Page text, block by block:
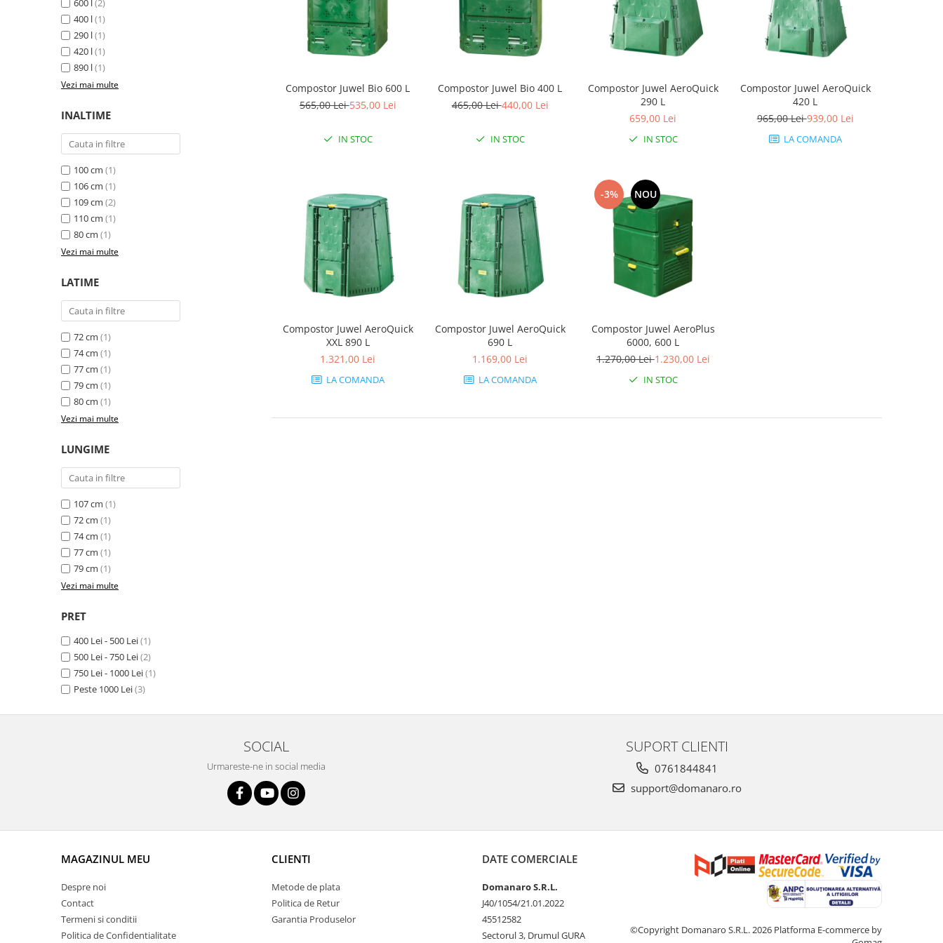
600 l(2)
400 l(1)
290 l(1)
420 l(1)
890 l(1)
Vezi mai multe
INALTIME
100 cm (1)
106 cm (1)
109 cm (2)
110 cm (1)
80 cm (1)
Vezi mai multe
LATIME
72 cm (1)
74 cm (1)
77 cm (1)
79 cm (1)
80 cm (1)
Vezi mai multe
LUNGIME
107 cm (1)
72 cm (1)
74 cm (1)
77 cm (1)
79 cm (1)
Vezi mai multe
PRET
400 Lei - 500 Lei(1)
500 Lei - 750 Lei(2)
750 Lei - 1000 Lei(1)
Peste 1000 Lei(3)
Compostor Juwel Bio 600 L
565,00 Lei535,00 Lei
IN STOC
Compostor Juwel Bio 400 L
465,00 Lei440,00 Lei
IN STOC
Compostor Juwel AeroQuick
290 L
659,00 Lei
IN STOC
Compostor Juwel AeroQuick
420 L
965,00 Lei939,00 Lei
LA COMANDA
Compostor Juwel AeroQuick
XXL 890 L
1.321,00 Lei
LA COMANDA
Compostor Juwel AeroQuick
690 L
1.169,00 Lei
LA COMANDA
-3% NOU
Compostor Juwel AeroPlus
6000, 600 L
1.270,00 Lei1.230,00 Lei
IN STOC
SOCIAL
Urmareste-ne in social media
SUPORT CLIENTI
0761844841
support@domanaro.ro
MAGAZINUL MEU
Despre noi
Contact
Termeni si conditii
Politica de Confidentialitate
CLIENTI
Metode de plata
Politica de Retur
Garantia Produselor
DATE COMERCIALE
Domanaro S.R.L.
J40/1054/21.01.2022
45512582
Sectorul 3, Drumul GURA
©Copyright Domanaro S.R.L. 2026 Platforma E-commerce by